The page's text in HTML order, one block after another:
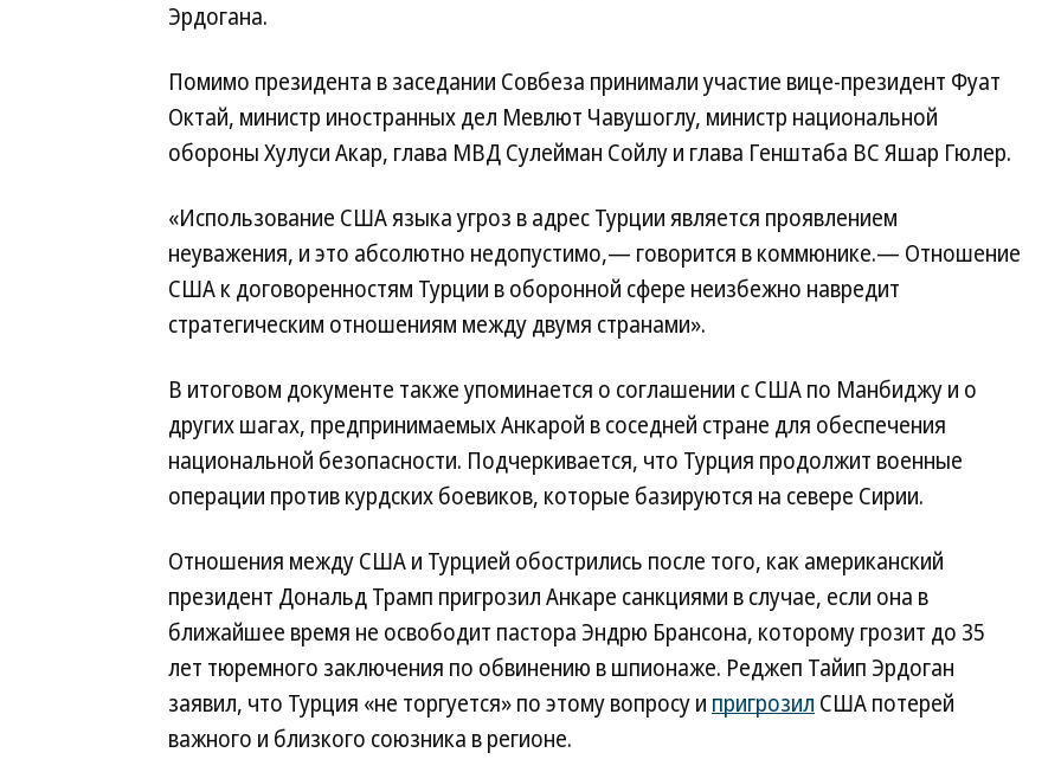
Эрдогана.
Помимо президента в заседании Совбеза принимали участие вице-президент Фуат
Октай, министр иностранных дел Мевлют Чавушоглу, министр национальной
обороны Хулуси Акар, глава МВД Сулейман Сойлу и глава Генштаба ВС Яшар Гюлер.
«Использование США языка угроз в адрес Турции является проявлением
неуважения, и это абсолютно недопустимо,— говорится в коммюнике.— Отношение
США к договоренностям Турции в оборонной сфере неизбежно навредит
стратегическим отношениям между двумя странами».
В итоговом документе также упоминается о соглашении с США по Манбиджу и о
других шагах, предпринимаемых Анкарой в соседней стране для обеспечения
национальной безопасности. Подчеркивается, что Турция продолжит военные
операции против курдских боевиков, которые базируются на севере Сирии.
Отношения между США и Турцией обострились после того, как американский
президент Дональд Трамп пригрозил Анкаре санкциями в случае, если она в
ближайшее время не освободит пастора Эндрю Брансона, которому грозит до 35
лет тюремного заключения по обвинению в шпионаже. Реджеп Тайип Эрдоган
заявил, что Турция «не торгуется» по этому вопросу и пригрозил США потерей
важного и близкого союзника в регионе.